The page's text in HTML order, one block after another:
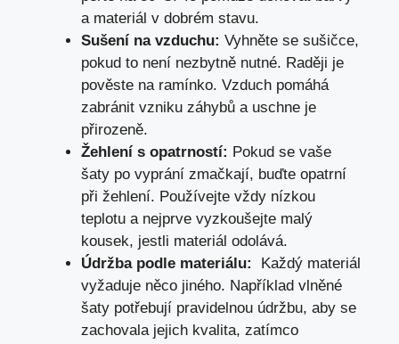
a materiál v dobrém stavu.
Sušení ‌na vzduchu: ⁣Vyhněte se sušičce,​
pokud to není nezbytně‍ nutné. Raději je
pověste na ramínko. Vzduch pomáhá
zabránit vzniku ‍záhybů a uschne‍ je
přirozeně.
Žehlení ⁢s opatrností: Pokud se vaše⁤
šaty⁢ po vyprání zmačkají, buďte‌ opatrní
při žehlení. Používejte vždy​ nízkou
teplotu a ‍nejprve vyzkoušejte malý
kousek, jestli ⁢materiál odolává.
Údržba podle⁤ materiálu:
​ Každý⁢ materiál
vyžaduje ⁢něco jiného.⁤ Například vlněné
šaty potřebují ⁣pravidelnou⁢ údržbu, aby se
‍zachovala jejich kvalita,⁤ zatímco